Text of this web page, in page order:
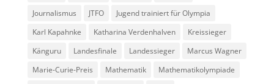
Journalismus
JTFO
Jugend trainiert für Olympia
Karl Kapahnke
Katharina Verdenhalven
Kreissieger
Känguru
Landesfinale Landessieger
Marcus Wagner
Marie-Curie-Preis
Mathematik
Mathematikolympiade